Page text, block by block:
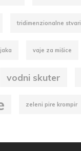
tridimenzionalne stvari
vaje za mišice
vodni skuter
zeleni pire krompir